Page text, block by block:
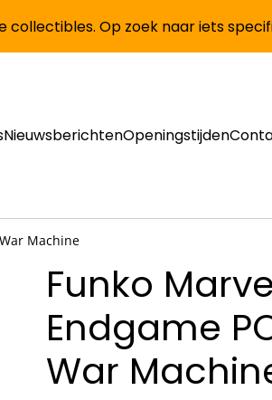
collectibles. Op zoek naar iets
NieuwsberichtenOpeningstijden
Machine
Funko
Endgame
War